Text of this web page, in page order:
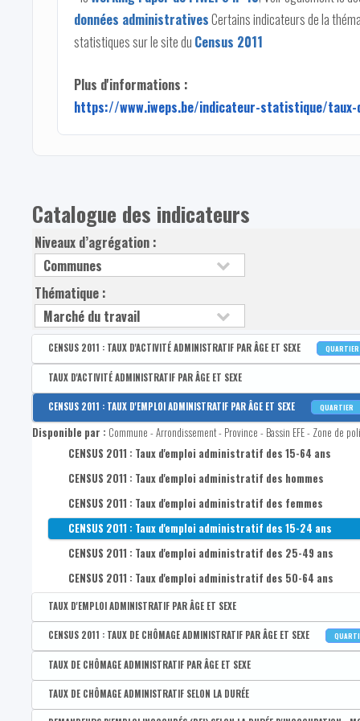
données administrativesCertains indicateurs de la
statistiques sur le site du Census 2011
Plus d'informations :
https://www.iweps.be/indicateur-statistique/
Catalogue des indicateurs
Niveaux d’agrégation :
Thématique :
CENSUS 2011 : TAUX D'ACTIVITÉ ADMINISTRATIF PAR ÂGE ET SEXE QUARTIER
Disponible par :Commune - Arrondissement - Province - Bassin EFE - Zone de
CENSUS 2011 : Taux d'activité administratif des 15-64 ans
CENSUS 2011 : Taux d'activité administratif des hommes de
CENSUS 2011 : Taux d'activité administratif des femmes de
CENSUS 2011 : Taux d'activité administratif des 15-24 ans
CENSUS 2011 : Taux d'activité administratif des 25-49 ans
CENSUS 2011 : Taux d'activité administratif des 50-64 ans
TAUX D'ACTIVITÉ ADMINISTRATIF PAR ÂGE ET SEXE
Disponible par : Commune - Arrondissement - Province - Bassin EFE - Zone de
Taux d'activité administratif des 15-64 ans
Taux d'activité administratif des hommes de 15-64 ans
Taux d'activité administratif des femmes de 15-64 ans
Taux d'activité administratif des 15-24 ans
Taux d'activité administratif des 25-49 ans
Taux d'activité administratif des 50-64 ans
Taux d'activité administratif des 25-29 ans
CENSUS 2011 : TAUX D'EMPLOI ADMINISTRATIF PAR ÂGE ET SEXE QUARTIER
Disponible par : Commune - Arrondissement - Province - Bassin EFE - Zone de
CENSUS 2011 : Taux d'emploi administratif des 15-64 ans
CENSUS 2011 : Taux d'emploi administratif des hommes
CENSUS 2011 : Taux d'emploi administratif des femmes
CENSUS 2011 : Taux d'emploi administratif des 15-24 ans
CENSUS 2011 : Taux d'emploi administratif des 25-49 ans
CENSUS 2011 : Taux d'emploi administratif des 50-64 ans
TAUX D'EMPLOI ADMINISTRATIF PAR ÂGE ET SEXE
Disponible par : Commune - Arrondissement - Province - Bassin EFE - Zone de
Taux d'emploi administratif des 15-64 ans
Taux d'emploi administratif des hommes de 15-64 ans
Taux d'emploi administratif des femmes de 15-64 ans
CENSUS 2011 : TAUX DE CHÔMAGE ADMINISTRATIF PAR ÂGE ET SEXE
Disponible par :Commune - Arrondissement - Province - Bassin EFE - Zone de
CENSUS 2011 : Taux de chômage administratif des 15-64 ans
CENSUS 2011 : Taux de chômage administratif des hommes
TAUX DE CHÔMAGE ADMINISTRATIF PAR ÂGE ET SEXE
Disponible par :Commune - Arrondissement - Province - Bassin EFE - Zone de
Taux de chômage administratif des 15-64 ans
TAUX DE CHÔMAGE ADMINISTRATIF SELON LA DURÉE